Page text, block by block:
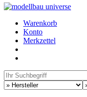
Warenkorb
Konto
Merkzettel